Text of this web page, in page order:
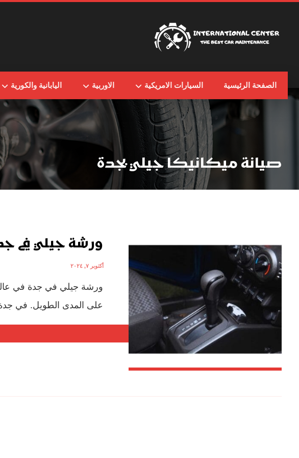
الصفحة الرئيسية السيارات الامريكية الاوربية اليابانية والكورية
صيانة ميكانيكا جيلي بجدة
ورشة جيلي في
أكتوبر ٧, ٢٠٢٤
ورشة جيلي في جدة في عالم
على المدى الطويل. في